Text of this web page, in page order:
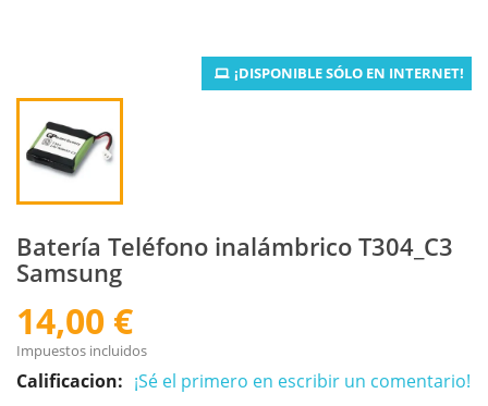
¡DISPONIBLE SÓLO EN INTERNET!
Batería Teléfono inalámbrico T304_C3
Samsung
14,00 €
Impuestos incluidos
Calificacion: ¡Sé el primero en escribir un comentario!